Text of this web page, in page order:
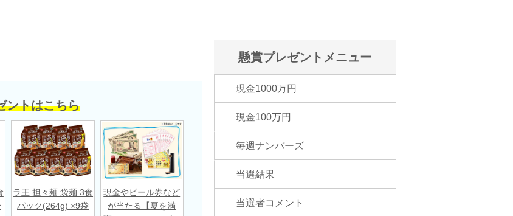
ントはこちら
ラ王 担々麺 袋麺 3食
パック(264g) ×9袋
現金やビール券など
が当たる【夏を満
懸賞プレゼントメニュー
現金1000万円
現金100万円
毎週ナンバーズ
当選結果
当選者コメント